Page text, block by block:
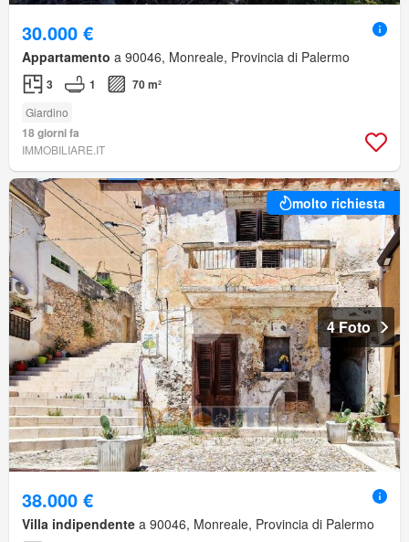
30.000 €
Appartamento a 90046, Monreale, Provincia di Palermo
3 1 70 m²
Giardino
18 giorni fa
IMMOBILIARE.IT
molto richiesta
4 Foto
38.000 €
Villa indipendente a 90046, Monreale, Provincia di Palermo